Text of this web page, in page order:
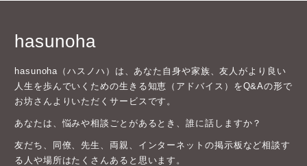
hasunoha
hasunoha（ハスノハ）は、あなた自身や家族、友人がより良い
人生を歩んでいくための生きる知恵（アドバイス）をQ&Aの形で
お坊さんよりいただくサービスです。
あなたは、悩みや相談ごとがあるとき、誰に話しますか？
友だち、同僚、先生、両親、インターネットの掲示板など相談す
る人や場所はたくさんあると思います。